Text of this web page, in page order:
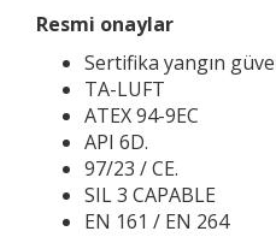
Resmi onaylar
Sertifika yangın
TA-LUFT
ATEX 94-9EC
API 6D.
97/23 / CE.
SIL 3 CAPABLE
EN 161 / EN 264